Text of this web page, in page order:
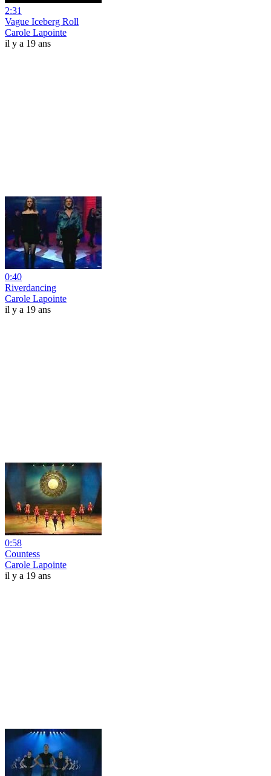
2:31
Vague Iceberg Roll
Carole Lapointe
il y a 19 ans
0:40
Riverdancing
Carole Lapointe
il y a 19 ans
0:58
Countess
Carole Lapointe
il y a 19 ans